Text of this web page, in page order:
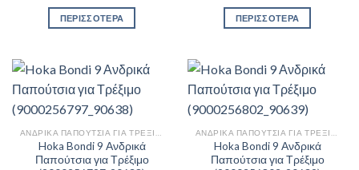
ΠΕΡΙΣΣΟΤΕΡΑ ΠΕΡΙΣΣΟΤΕΡΑ
Hoka Bondi 9 Ανδρικά
Παπούτσια για Τρέξιμο
Hoka Bondi 9 Ανδρικά
Παπούτσια για Τρέξιμο